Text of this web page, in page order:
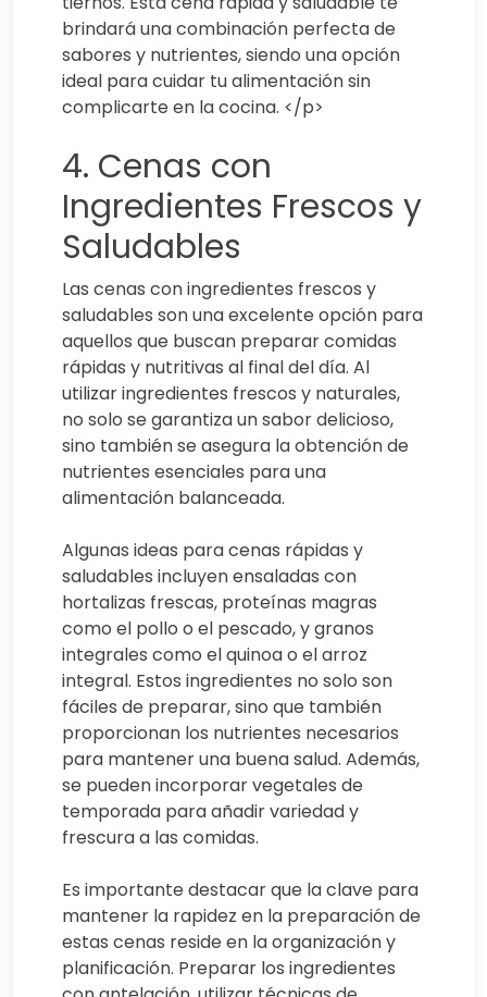
brindará una combinación perfecta de
sabores y nutrientes, siendo una opción
ideal para cuidar tu alimentación sin
complicarte en la cocina. </p>
4. Cenas con
Ingredientes Frescos y
Saludables
Las cenas con ingredientes frescos y
saludables son una excelente opción para
aquellos que buscan preparar comidas
rápidas y nutritivas al final del día. Al
utilizar ingredientes frescos y naturales,
no solo se garantiza un sabor delicioso,
sino también se asegura la obtención de
nutrientes esenciales para una
alimentación balanceada.
Algunas ideas para cenas rápidas y
saludables incluyen ensaladas con
hortalizas frescas, proteínas magras
como el pollo o el pescado, y granos
integrales como el quinoa o el arroz
integral. Estos ingredientes no solo son
fáciles de preparar, sino que también
proporcionan los nutrientes necesarios
para mantener una buena salud. Además,
se pueden incorporar vegetales de
temporada para añadir variedad y
frescura a las comidas.
Es importante destacar que la clave para
mantener la rapidez en la preparación de
estas cenas reside en la organización y
planificación. Preparar los ingredientes